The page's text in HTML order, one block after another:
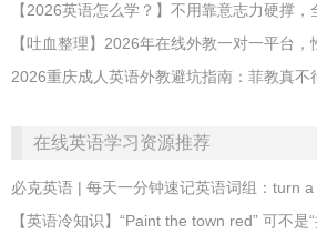
在线英语学习资源推荐
必克英语 | 每天一分钟速记英语词组：turn
【英语冷知识】“Paint the town red” 可不是